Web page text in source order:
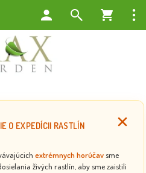
O EXPEDÍCII RASTLÍN
extrémnych horúčav sme
živých rastlín, aby sme zaistili